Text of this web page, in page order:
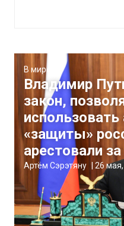
В мире
Владимир
закон,
«защиты»
арестовали
Артём Сэрэтяну 26